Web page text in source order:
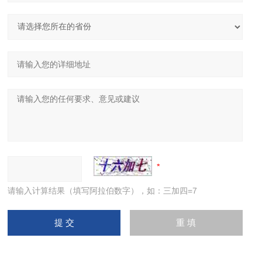
请输入计算结果（填写阿拉伯数字），如：三加四=7